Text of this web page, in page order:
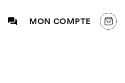
MON COMPTE